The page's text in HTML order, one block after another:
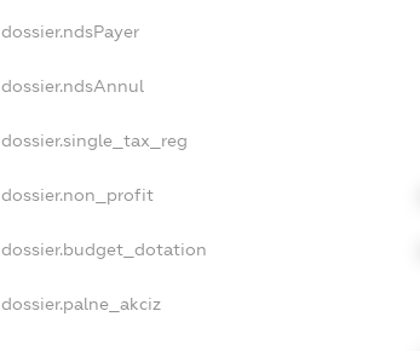
dossier.ndsPayer
dossier.ndsAnnul
dossier.single_tax_reg
dossier.non_profit
dossier.budget_dotation
dossier.palne_akciz